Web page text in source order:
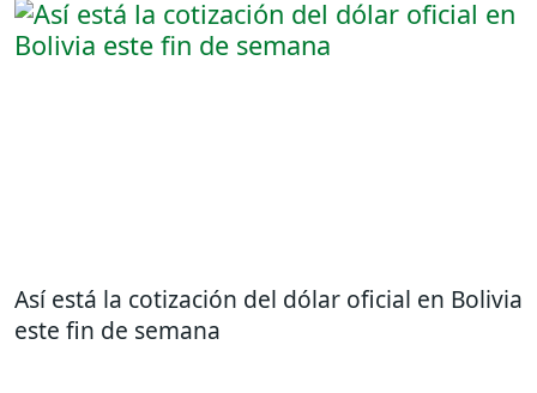
Así está la cotización del dólar oficial en Bolivia
este fin de semana